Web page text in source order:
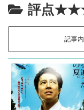
評点
記事